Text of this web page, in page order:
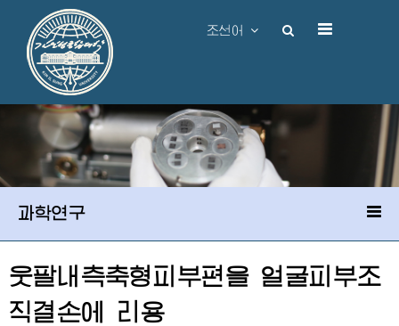
조선어
과학연구
웃팔내측축형피부편을 얼굴피부조
직결손에 리용